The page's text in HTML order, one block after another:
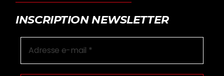
INSCRIPTION NEWSLETTER